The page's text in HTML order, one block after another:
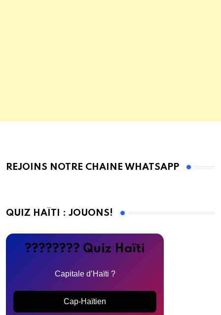
REJOINS NOTRE CHAINE WHATSAPP
QUIZ HAÏTI : JOUONS!
???????? Quiz Haïti
Capitale d’Haïti ?
Cap-Haïtien